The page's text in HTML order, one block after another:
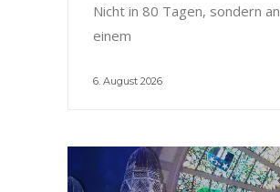
Nicht in 80 Tagen, sondern an
einem
6. August 2026